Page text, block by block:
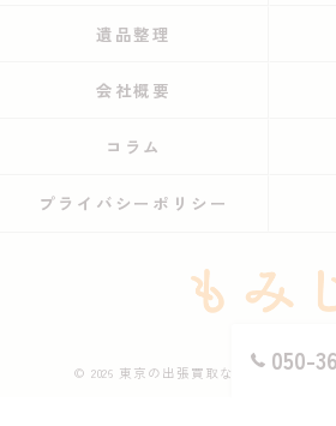
050-
遺品整理
会社概要
コラム
プライバシーポリシー
© 2026 東京の出張買取ならもみじ ALL